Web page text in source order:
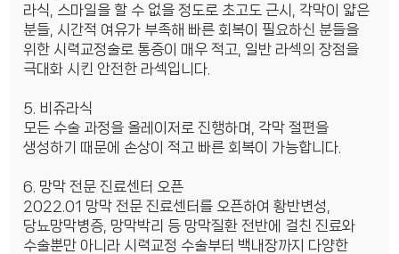
라식, 스마일을 할 수 없을 정도로 초고도 근시, 각막이 얇은
분들, 시간적 여유가 부족해 빠른 회복이 필요하신 분들을
위한 시력교정술로 통증이 매우 적고, 일반 라섹의 장점을
극대화 시킨 안전한 라섹입니다.
5. 비쥬라식
모든 수술 과정을 올레이저로 진행하며, 각막 절편을
생성하기 때문에 손상이 적고 빠른 회복이 가능합니다.
6. 망막 전문 진료센터 오픈
2022.01 망막 전문 진료센터를 오픈하여 황반변성,
당뇨망막병증, 망막박리 등 망막질환 전반에 걸친 진료와
수술뿐만 아니라 시력교정 수술부터 백내장까지 다양한